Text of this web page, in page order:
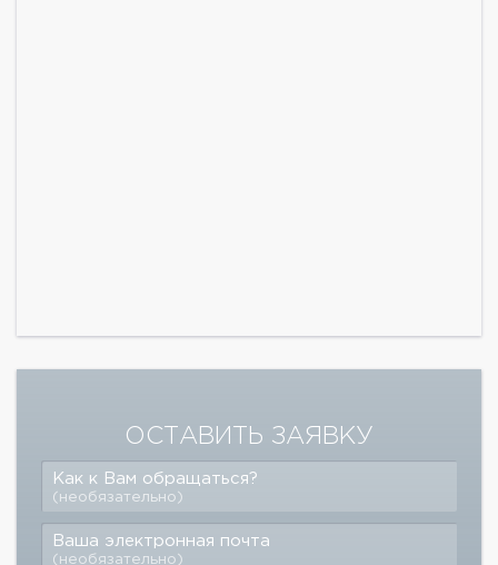
ОСТАВИТЬ ЗАЯВКУ
Как к Вам обращаться?
(необязательно)
Ваша электронная почта
(необязательно)